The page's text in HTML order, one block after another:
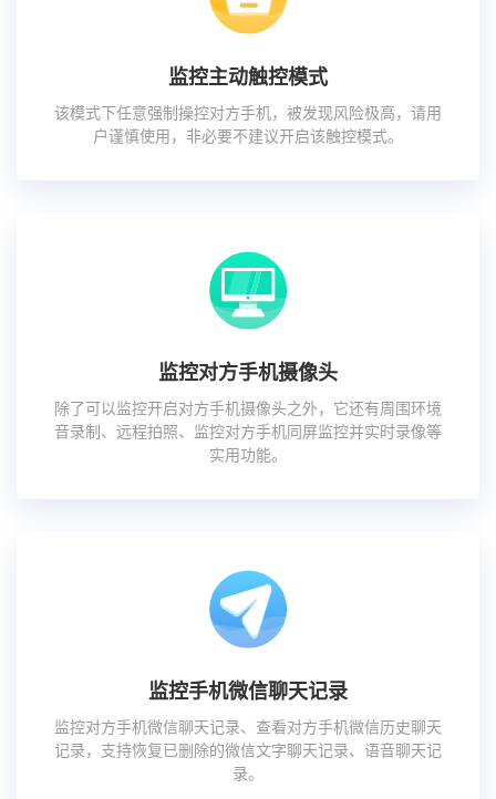
监控主动触控模式
该模式下任意强制操控对方手机，被发现风险极高，请用
户谨慎使用，非必要不建议开启该触控模式。
监控对方手机摄像头
除了可以监控开启对方手机摄像头之外，它还有周围环境
音录制、远程拍照、监控对方手机同屏监控并实时录像等
实用功能。
监控手机微信聊天记录
监控对方手机微信聊天记录、查看对方手机微信历史聊天
记录，支持恢复已删除的微信文字聊天记录、语音聊天记
录。